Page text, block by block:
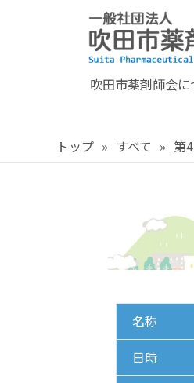
吹田市薬剤師会に
トップ » すべて » 第
名称
日時